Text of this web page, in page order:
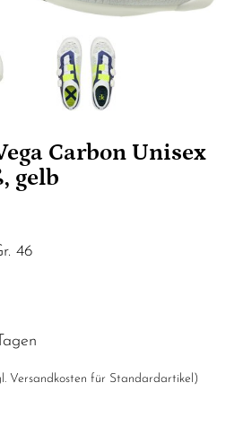
Carbon Unisex
gelb
46
Versandkosten für Standardartikel )